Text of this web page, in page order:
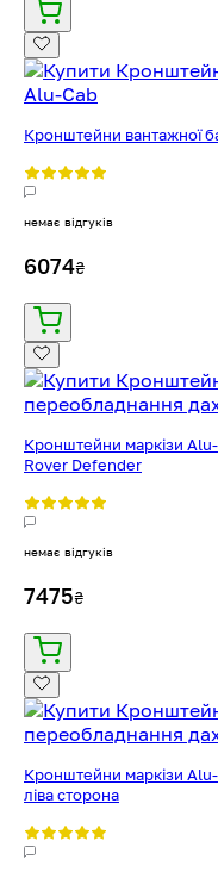
Кронштейни вантажної
немає відгуків
6074₴
Кронштейни маркізи
Rover Defender
немає відгуків
7475₴
Кронштейни маркізи
ліва сторона